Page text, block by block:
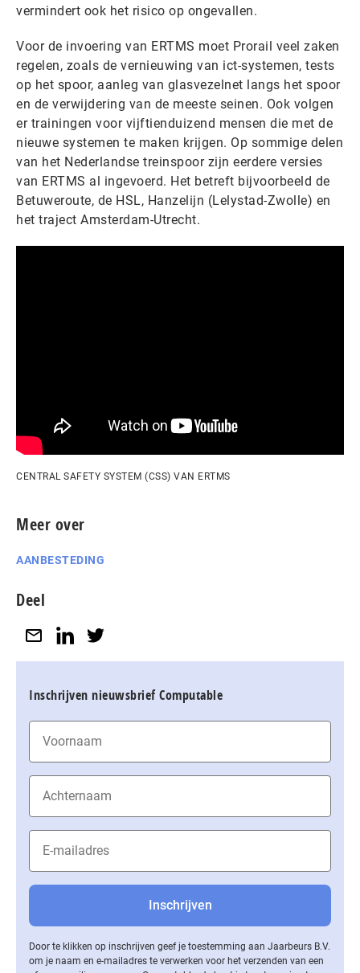
vermindert ook het risico op ongevallen.
Voor de invoering van ERTMS moet Prorail veel zaken
regelen, zoals de vernieuwing van ict-systemen, tests
op het spoor, aanleg van glasvezelnet langs het spoor
en de verwijdering van de meeste seinen. Ook volgen
er trainingen voor vijftienduizend mensen die met de
nieuwe systemen te maken krijgen. Op sommige delen
van het Nederlandse treinspoor zijn eerdere versies
van ERTMS al ingevoerd. Het betreft bijvoorbeeld de
Betuweroute, de HSL, Hanzelijn (Lelystad-Zwolle) en
het traject Amsterdam-Utrecht.
CENTRAL SAFETY SYSTEM (CSS) VAN ERTMS
Meer over
AANBESTEDING
Deel
Inschrijven nieuwsbrief Computable
Door te klikken op inschrijven geef je toestemming aan Jaarbeurs B.V.
om je naam en e-mailadres te verwerken voor het verzenden van een